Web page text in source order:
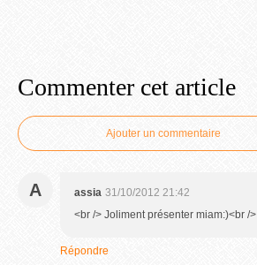
Commenter cet article
Ajouter un commentaire
A assia 31/10/2012 21:42
<br /> Joliment présenter miam:)<br />
Répondre